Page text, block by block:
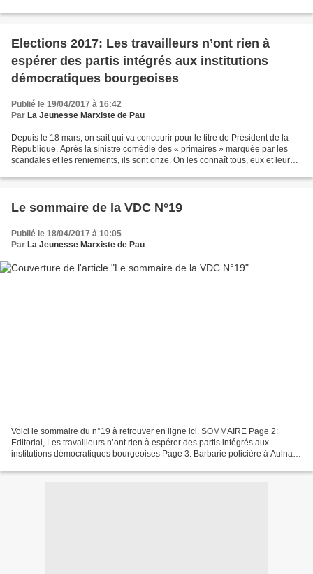
Elections 2017: Les travailleurs n’ont rien à
espérer des partis intégrés aux institutions
démocratiques bourgeoises
Publié le 19/04/2017 à 16:42
Par La Jeunesse Marxiste de Pau
Depuis le 18 mars, on sait qui va concourir pour le titre de Président de la
République. Après la sinistre comédie des « primaires » marquée par les
scandales et les reniements, ils sont onze. On les connaît tous, eux et leurs
Le sommaire de la VDC N°19
Publié le 18/04/2017 à 10:05
Par La Jeunesse Marxiste de Pau
Voici le sommaire du n°19 à retrouver en ligne ici. SOMMAIRE Page 2:
Editorial, Les travailleurs n’ont rien à espérer des partis intégrés aux
institutions démocratiques bourgeoises Page 3: Barbarie policière à Aulnay-